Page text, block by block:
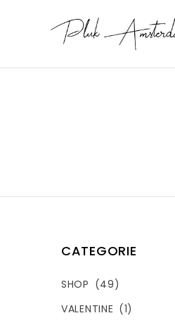
CATEGORIE
SHOP (49)
VALENTINE (1)